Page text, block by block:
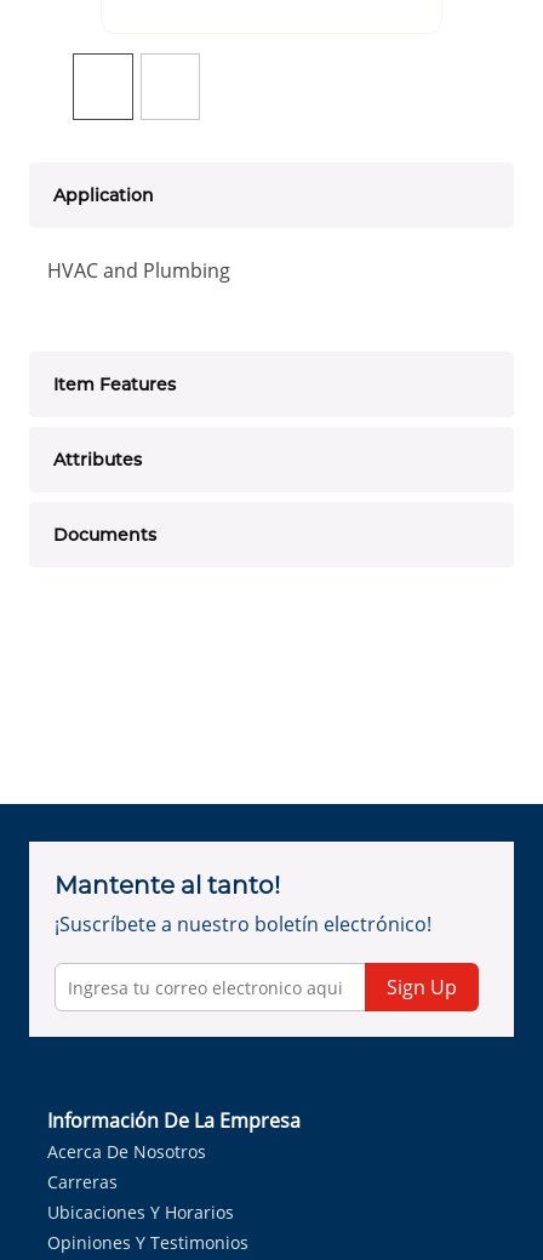
Application
HVAC and Plumbing
Item Features
Attributes
Documents
Mantente al tanto!
¡Suscríbete a nuestro boletín electrónico!
Sign Up
Información De La Empresa
Acerca De Nosotros
Carreras
Ubicaciones Y Horarios
Opiniones Y Testimonios